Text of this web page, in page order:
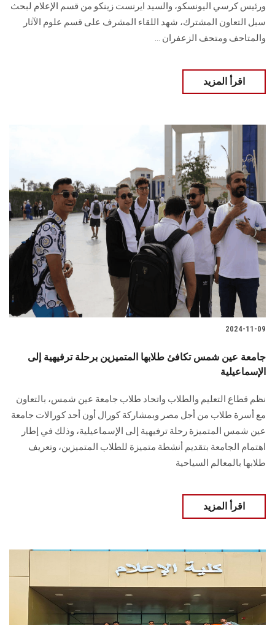
سجل الان
ورئيس كرسي ‏اليونسكو، والسيد ايرنست زينكو من قسم الإعلام لبحث
سبل التعاون المشترك‎، شهد اللقاء المشرف على قسم علوم الآثار
والمتاحف ومتحف ‏الزعفران ...
اقرأ المزيد
2024-11-09
جامعة عين شمس تكافئ طلابها المتميزين برحلة ترفيهية إلى
الإسماعيلية
نظم قطاع التعليم والطلاب واتحاد طلاب جامعة عين شمس، بالتعاون
مع أسرة طلاب من أجل ‏‏مصر وبمشاركة كورال أون أحد كورالات جامعة
عين شمس المتميزة رحلة ترفيهية إلى ‏‏الإسماعيلية، وذلك في إطار
اهتمام الجامعة بتقديم أنشطة متميزة للطلاب المتميزين، وتعريف
‏‏طلابها بالمعالم السياحية
اقرأ المزيد